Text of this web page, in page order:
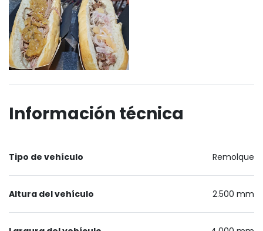
Información técnica
Tipo de vehículo Remolque
Altura del vehículo 2.500 mm